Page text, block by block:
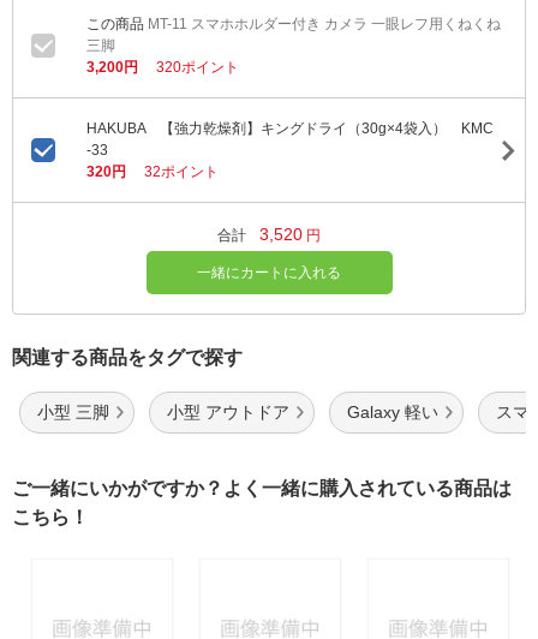
MT-11 スマホホルダー付き カメラ 一眼レフ用くねくね
三脚
3,200円
320ポイント
HAKUBA 【強力乾燥剤】キングドライ（30g×4袋入） KMC
-33
320円
32ポイント
合計 3,520 円
一緒にカートに入れる
関連する商品をタグで探す
小型 三脚 小型 アウトドア Galaxy 軽い スマ
ご一緒にいかがですか？よく一緒に購入されている商品は
こちら！